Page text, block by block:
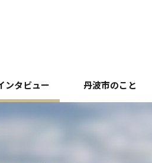
ンタビュー 丹波市のこと